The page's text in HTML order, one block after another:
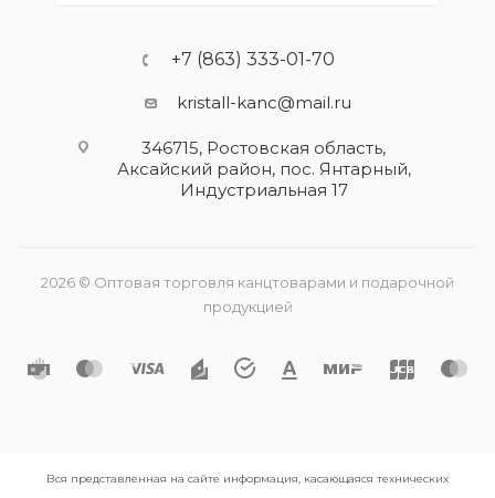
+7 (863) 333-01-70
kristall-kanc@mail.ru
346715, Ростовская область​,
Аксайский район, пос. Янтарный,
Индустриальная 17
2026 © Оптовая торговля канцтоварами и подарочной
продукцией
Вся представленная на сайте информация, касающаяся технических